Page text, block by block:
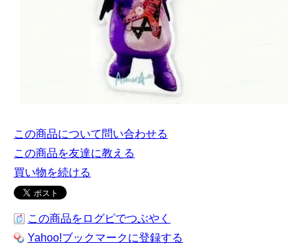
この商品について問い合わせる
この商品を友達に教える
買い物を続ける
この商品をログピでつぶやく
Yahoo!ブックマークに登録する